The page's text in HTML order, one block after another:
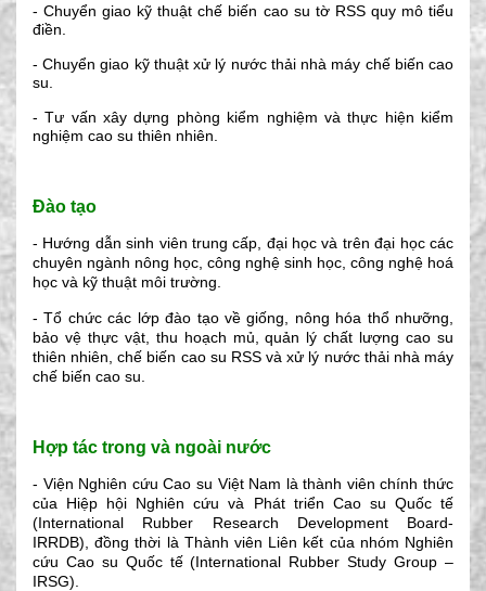
- Chuyển giao kỹ thuật chế biến cao su tờ RSS quy mô tiểu
điền.
- Chuyển giao kỹ thuật xử lý nước thải nhà máy chế biến cao
su.
- Tư vấn xây dựng phòng kiểm nghiệm và thực hiện kiểm
nghiệm cao su thiên nhiên.
Đào tạo
- Hướng dẫn sinh viên trung cấp, đại học và trên đại học các
chuyên ngành nông học, công nghệ sinh học, công nghệ hoá
học và kỹ thuật môi trường.
- Tổ chức các lớp đào tạo về giống, nông hóa thổ nhưỡng,
bảo vệ thực vật, thu hoạch mủ, quản lý chất lượng cao su
thiên nhiên, chế biến cao su RSS và xử lý nước thải nhà máy
chế biến cao su.
Hợp tác trong và ngoài nước
- Viện Nghiên cứu Cao su Việt Nam là thành viên chính thức
của Hiệp hội Nghiên cứu và Phát triển Cao su Quốc tế
(International Rubber Research Development Board-
IRRDB), đồng thời là Thành viên Liên kết của nhóm Nghiên
cứu Cao su Quốc tế (International Rubber Study Group –
IRSG).